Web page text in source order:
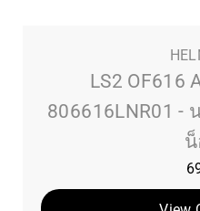
LS2 OF616
806616LNR01